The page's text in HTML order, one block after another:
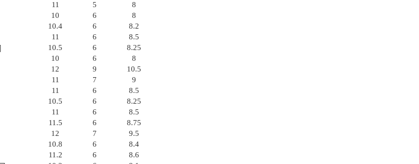
11 5
8
10 6
8
10.4 6
8.2
11 6
8.5
10.5 6
8.25
10 6
8
12 9
10.5
11 7
9
11 6
8.5
10.5 6
8.25
11 6
8.5
11.5 6
8.75
12 7
9.5
10.8 6
8.4
11.2 6
8.6